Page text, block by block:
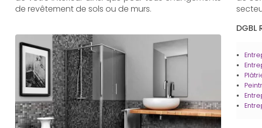
de revêtement de sols ou de murs.